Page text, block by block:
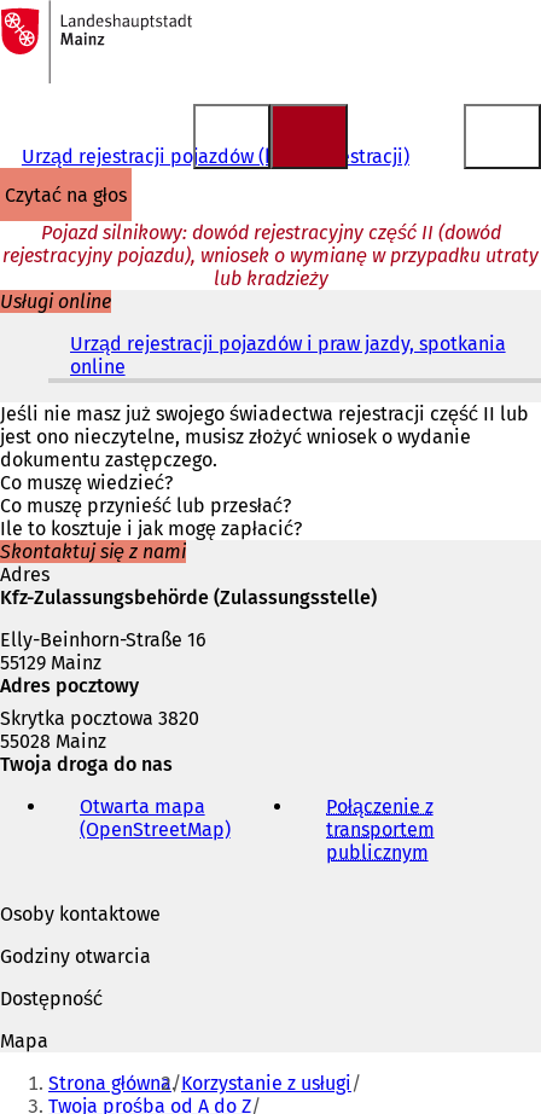
Przejdź do treści
Do
strony
głównej
Urząd rejestracji pojazdów (biuro rejestracji)
czytać na głos
Pojazd silnikowy: dowód rejestracyjny część II (dowód
rejestracyjny pojazdu), wniosek o wymianę w przypadku utraty
lub kradzieży
Usługi online
Urząd rejestracji pojazdów i praw jazdy, spotkania
online
O
t
w
i
e
r
a
s
ę
n
w
e
k
r
c
Jeśli nie masz już swojego świadectwa rejestracji część II lub
jest ono nieczytelne, musisz złożyć wniosek o wydanie
dokumentu zastępczego.
Co muszę wiedzieć?
Co muszę przynieść lub przesłać?
Ile to kosztuje i jak mogę zapłacić?
Skontaktuj się z nami
Adres
Kfz-Zulassungsbehörde (Zulassungsstelle)
Elly-Beinhorn-Straße 16
55129 Mainz
Adres pocztowy
Skrytka pocztowa 3820
55028 Mainz
Twoja droga do nas
Otwarta mapa
(OpenStreetMap)(
w
n
Połączenie z
transportem
publicznym
Osoby kontaktowe
Godziny otwarcia
Dostępność
Mapa
Jesteś
tutaj:
Strona główna Korzystanie z usługi
Twoja prośba od A do Z